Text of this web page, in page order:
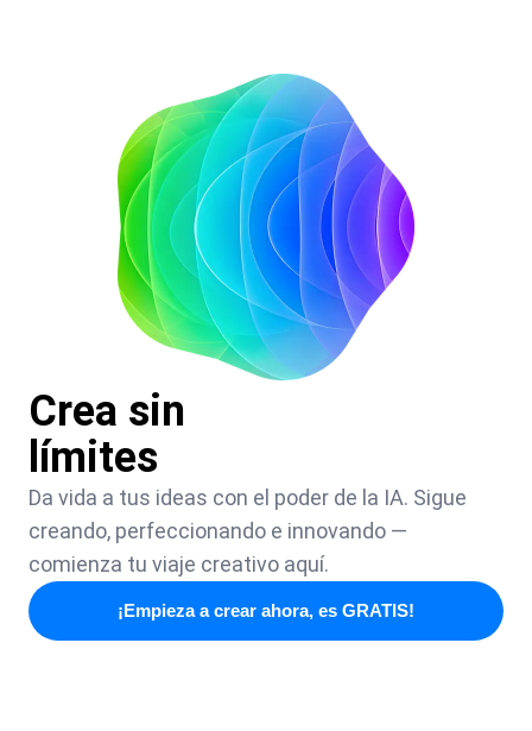
Crea sin
límites
Da vida a tus ideas con el poder de la IA. Sigue
creando, perfeccionando e innovando —
comienza tu viaje creativo aquí.
¡Empieza a crear ahora, es GRATIS!